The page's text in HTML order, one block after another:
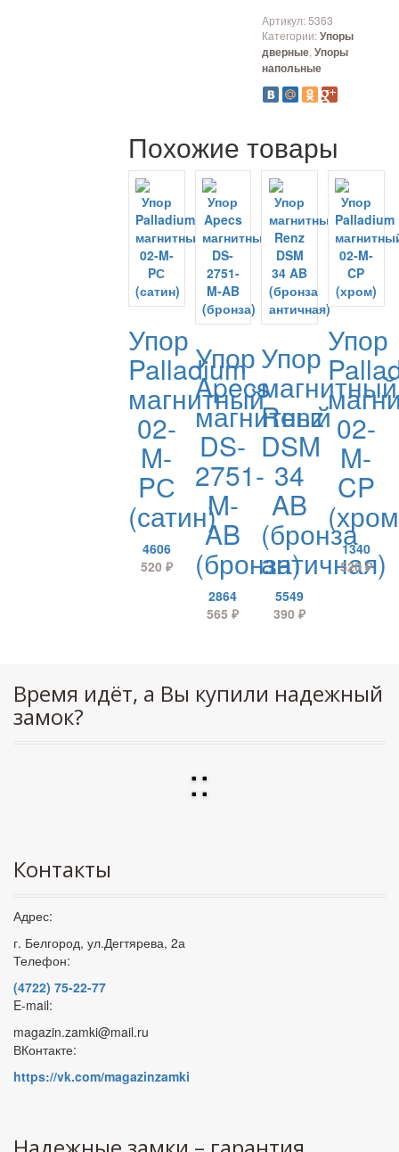
Артикул:5363
Категории:Упоры
дверные,Упоры
напольные
Похожие товары
Упор
Palladium
магнитный
02-
M-
PС
(сатин)
4606
520 ₽
Упор
Apecs
магнитный
DS-
2751-
M-
AB
(бронза)
2864
565₽
Упор
магнитный
Renz
DSM
34
AB
(бронза
античная)
5549
390₽
Упор
02-
M-
CP
1340
520₽
Время идёт, а Вы купили надежный
замок?
::
Контакты
Адрес:
г. Белгород, ул.Дегтярева, 2а
Телефон:
(4722) 75-22-77
E-mail:
magazin.zamki@mail.ru
ВКонтакте:
https://vk.com/magazinzamki